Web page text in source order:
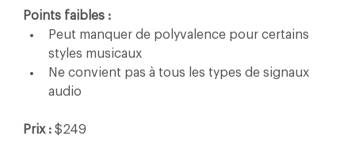
Points faibles :
Peut manquer de polyvalence pour certains
styles musicaux
Ne convient pas à tous les types de signaux
audio
Prix : $249